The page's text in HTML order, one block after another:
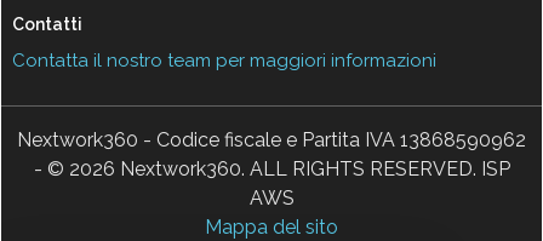
Contatti
Contatta il nostro team per maggiori informazioni
Nextwork360 - Codice fiscale e Partita IVA 13868590962
- © 2026 Nextwork360. ALL RIGHTS RESERVED. ISP
AWS
Mappa del sito